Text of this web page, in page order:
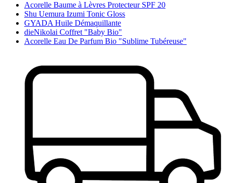
Acorelle Baume à Lèvres Protecteur SPF 20
Shu Uemura Izumi Tonic Gloss
GYADA Huile Démaquillante
dieNikolai Coffret "Baby Bio"
Acorelle Eau De Parfum Bio "Sublime Tubéreuse"